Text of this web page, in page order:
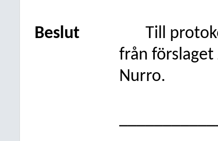
Beslut
Till
från förslaget
Nurro.